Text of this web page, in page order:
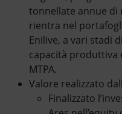
tonnellate annue di
rientra nel
Enilive, a vari stadi
capacità produttiva
MTPA.
Valore realizzato
Finalizzato